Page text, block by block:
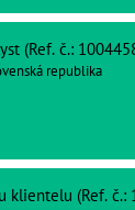
(Ref. č.:
republika
klientelu (Ref. č.: